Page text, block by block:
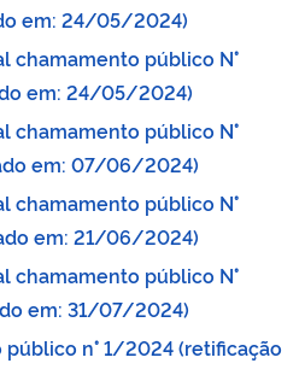
em: 24/05/2024)
chamamento público N°
em: 24/05/2024)
chamamento público N°
em: 07/06/2024)
chamamento público N°
em: 21/06/2024)
chamamento público N°
em: 31/07/2024)
n° 1/2024 (retificação